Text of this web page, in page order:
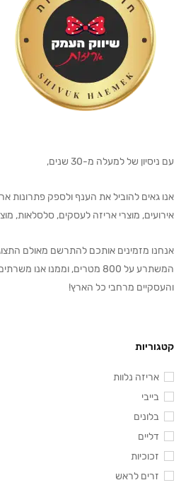
עם ניסיון של למעלה מ-30 שנים,
אנו גאים להוביל את הענף ולספק פתרונות
אירועים, מוצרי אריזה לעסקים, סלסלאות,
אנחנו מזמינים אותכם להתרשם מאולם
המשתרע על 800 מטרים, וממנו
והעסקיים מרחבי כל הארץ!
קטגוריות
אריזה נלוות
בייבי
בלונים
דליים
זכוכיות
זרים לראש